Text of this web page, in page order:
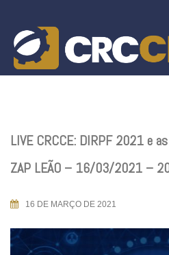
content
LIVE CRCCE: DIRPF 2021 e
ZAP LEÃO – 16/03/2021 –
16 DE MARÇO DE 2021